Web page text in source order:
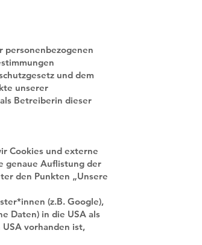
personenbezogenen
und dem
unserer
Betreiberin dieser
Cookies und externe
genaue Auflistung der
den Punkten „Unsere
(z.B. Google),
Daten) in die USA als
vorhanden ist,